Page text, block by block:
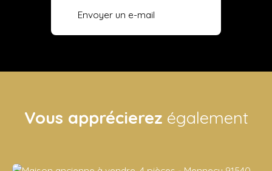
Envoyer un e-mail
Vous apprécierez également